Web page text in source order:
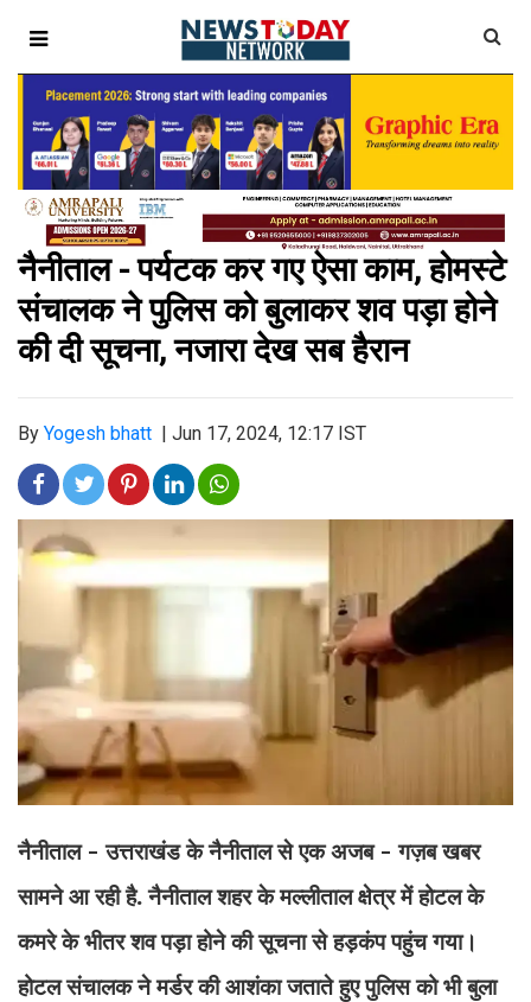
नैनीताल - पर्यटक कर गए ऐसा काम, होमस्टे
संचालक ने पुलिस को बुलाकर शव पड़ा होने
की दी सूचना, नजारा देख सब हैरान
By Yogesh bhatt Jun 17, 2024, 12:17 IST
नैनीताल - उत्तराखंड के नैनीताल से एक अजब - गज़ब खबर
सामने आ रही है. नैनीताल शहर के मल्लीताल क्षेत्र में होटल के
कमरे के भीतर शव पड़ा होने की सूचना से हड़कंप पहुंच गया।
होटल संचालक ने मर्डर की आशंका जताते हुए पुलिस को भी बुला